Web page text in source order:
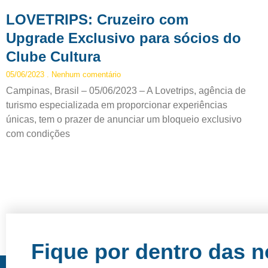
LOVETRIPS: Cruzeiro com
Upgrade Exclusivo para sócios do
Clube Cultura
05/06/2023 Nenhum comentário
Campinas, Brasil – 05/06/2023 – A Lovetrips, agência de
turismo especializada em proporcionar experiências
únicas, tem o prazer de anunciar um bloqueio exclusivo
com condições
Fique por dentro das